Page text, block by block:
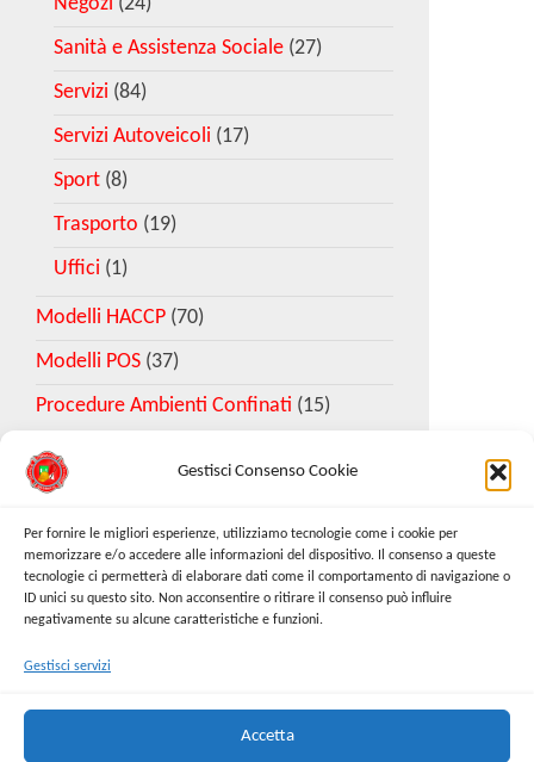
Gestisci Consenso Cookie
Per fornire le migliori esperienze, utilizziamo tecnologie come i cookie per
memorizzare e/o accedere alle informazioni del dispositivo. Il consenso a queste
tecnologie ci permetterà di elaborare dati come il comportamento di navigazione o
ID unici su questo sito. Non acconsentire o ritirare il consenso può influire
negativamente su alcune caratteristiche e funzioni.
Gestisci servizi
Accetta
Sanità e Assistenza Sociale (27)
Servizi (84)
Servizi Autoveicoli (17)
Sport (8)
Trasporto (19)
Uffici (1)
Modelli HACCP (70)
Modelli POS (37)
Procedure Ambienti Confinati (15)
Richiedi Modello